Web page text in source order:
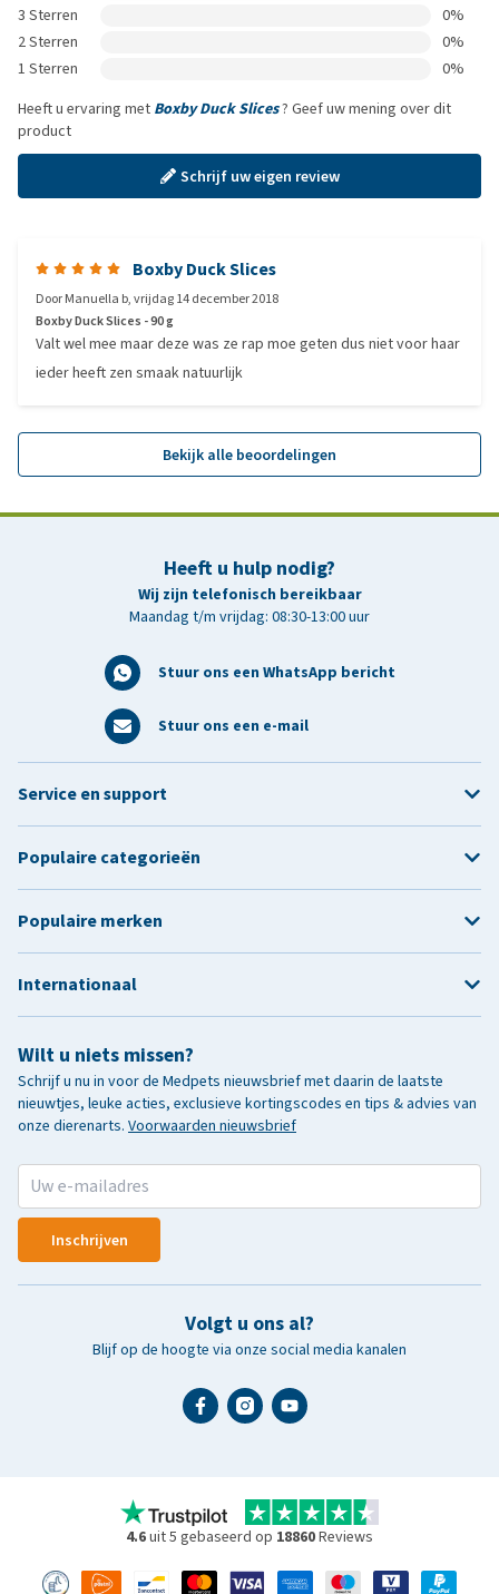
3 Sterren
0%
2 Sterren
0%
1 Sterren
0%
Heeft u ervaring met Boxby Duck Slices? Geef uw mening over dit
product
Schrijf uw eigen review
Boxby Duck Slices
DoorManuella b,vrijdag 14 december 2018
Boxby Duck Slices - 90 g
Valt wel mee maar deze was ze rap moe geten dus niet voor haar
ieder heeft zen smaak natuurlijk
Bekijk alle beoordelingen
Heeft u hulp nodig?
Wij zijn telefonisch bereikbaar
Maandag t/m vrijdag: 08:30-13:00 uur
Stuur ons een WhatsApp bericht
Stuur ons een e-mail
Wilt u niets missen?
Schrijf u nu in voor de Medpets nieuwsbrief met daarin de laatste
nieuwtjes, leuke acties, exclusieve kortingscodes en tips & advies van
onze dierenarts. Voorwaarden nieuwsbrief
Inschrijven
Volgt u ons al?
Blijf op de hoogte via onze social media kanalen
Service en support
Populaire categorieën
Populaire merken
Internationaal
4.6uit 5 gebaseerd op 18860Reviews